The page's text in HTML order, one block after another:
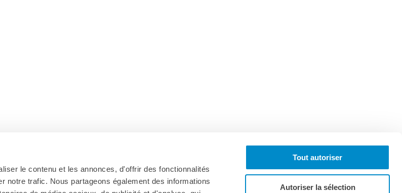
le contenu et les annonces, d'offrir des fonctionnalités
notre trafic. Nous partageons également des informations
Tout autoriser
Autoriser la sélection